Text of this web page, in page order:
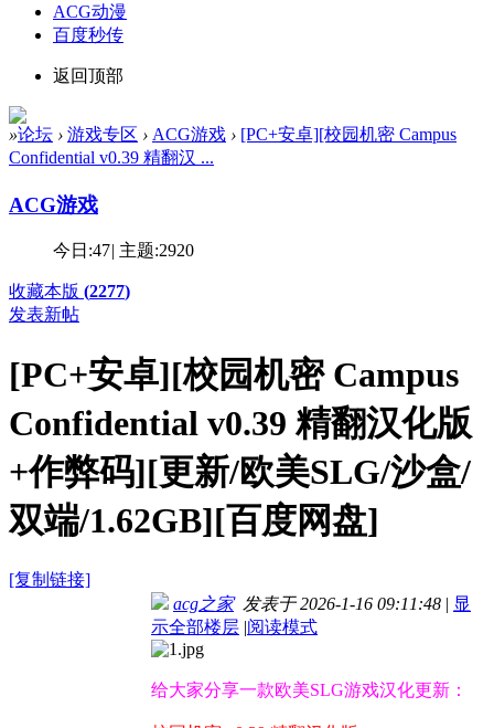
ACG动漫
百度秒传
返回顶部
»论坛 › 游戏专区 › ACG游戏 › [PC+安卓][校园机密 Campus
Confidential v0.39 精翻汉 ...
ACG游戏
今日:47| 主题:2920
收藏本版 (2277)
发表新帖
[PC+安卓][校园机密 Campus
Confidential v0.39 精翻汉化版
+作弊码][更新/欧美SLG/沙盒/
双端/1.62GB][百度网盘]
[复制链接]
acg之家发表于 2026-1-16 09:11:48 | 显
示全部楼层 |阅读模式
给大家分享一款欧美SLG游戏汉化更新：